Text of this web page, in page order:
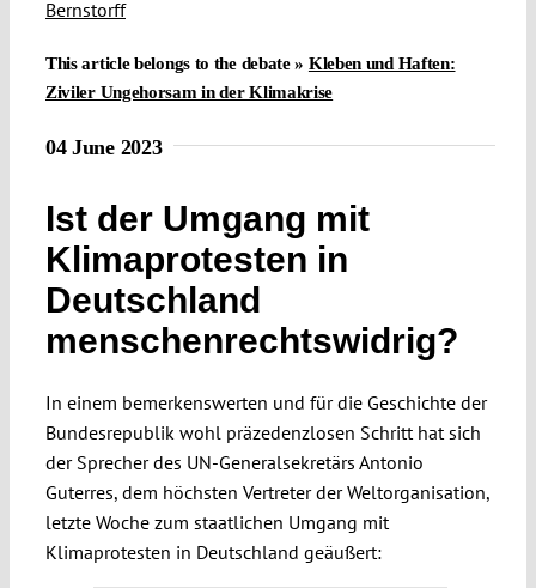
Projects
Authors
Spotlight
This article belongs to the debate » Kleben und Haften:
Ziviler Ungehorsam in der Klimakrise
04 June 2023
Ist der Umgang mit
Klimaprotesten in
Deutschland
menschenrechtswidrig?
In einem bemerkenswerten und für die Geschichte der
Bundesrepublik wohl präzedenzlosen Schritt hat sich
der Sprecher des UN-Generalsekretärs Antonio
Guterres, dem höchsten Vertreter der Weltorganisation,
letzte Woche zum staatlichen Umgang mit
Klimaprotesten in Deutschland geäußert: